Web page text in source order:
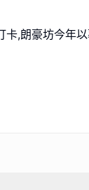
卡,朗豪坊今年